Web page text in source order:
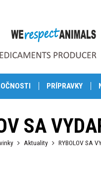
PRÍPRAVKY
SA
Aktuality RYBOLOV SA